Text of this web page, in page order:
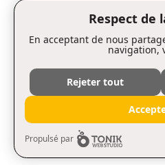
Respect de
En acceptant de nous
navigation,
Rejeter tout
Propulsé par